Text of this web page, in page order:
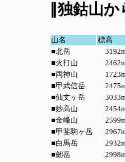
∥独鈷山
山名 標高
■北岳
■火打山
■両神山
■甲武信岳
■仙丈ヶ岳
■妙高山
■金峰山
■甲斐駒ヶ岳
■白馬岳
■劒岳